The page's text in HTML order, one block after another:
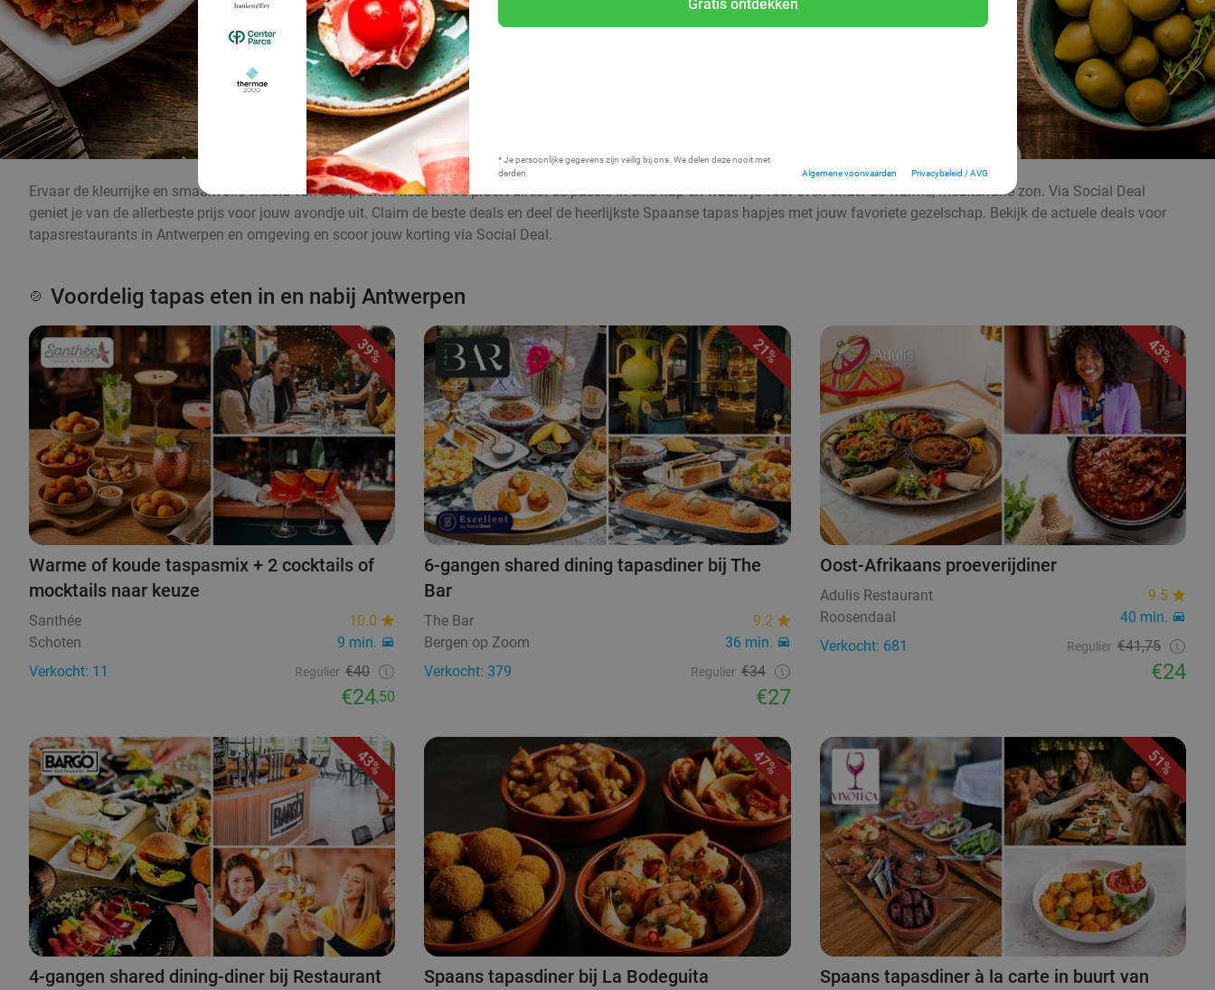
Gratis ontdekken
* Je persoonlijke gegevens zijn veilig bij ons. We delen deze nooit met
derden.
Algemene voorwaarden Privacybeleid / AVG
Ervaar de kleurrijke en smaakvolle wereld van de Spaanse keuken. Je proeft direct de passie in elke hap en waant je voor even onder de warme, mediterrane zon. Via Social Deal
geniet je van de allerbeste prijs voor jouw avondje uit. Claim de beste deals en deel de heerlijkste Spaanse tapas hapjes met jouw favoriete gezelschap. Bekijk de actuele deals voor
tapasrestaurants in Antwerpen en omgeving en scoor jouw korting via Social Deal.
🍲 Voordelig tapas eten in en nabij Antwerpen
39%
Warme of koude taspasmix + 2 cocktails of
mocktails naar keuze
Santhée
10.0
Schoten
9 min.
Verkocht: 11
Regulier €40
€24,50
21%
6-gangen shared dining tapasdiner bij The
Bar
The Bar
9.2
Bergen op Zoom
36 min.
Verkocht: 379
Regulier €34
€27
43%
Oost-Afrikaans proeverijdiner
Adulis Restaurant
9.5
Roosendaal
40 min.
Verkocht: 681
Regulier €41,75
€24
43%
4-gangen shared dining-diner bij Restaurant
47%
Spaans tapasdiner bij La Bodeguita
51%
Spaans tapasdiner à la carte in buurt van